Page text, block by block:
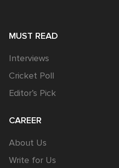
MUST READ
Interviews
Cricket Poll
Editor’s Pick
CAREER
About Us
Write for Us